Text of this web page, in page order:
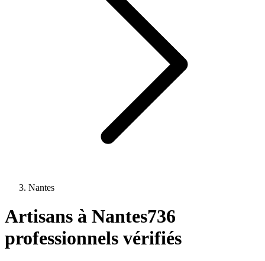
Nantes
Artisans à Nantes736
professionnels vérifiés